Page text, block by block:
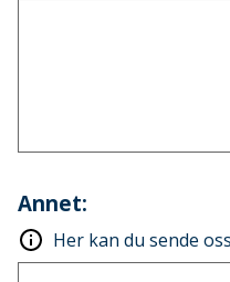
Annet:
Her kan du sende